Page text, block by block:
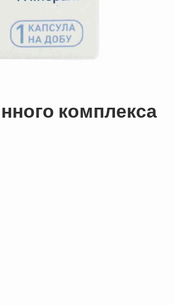
комплекса